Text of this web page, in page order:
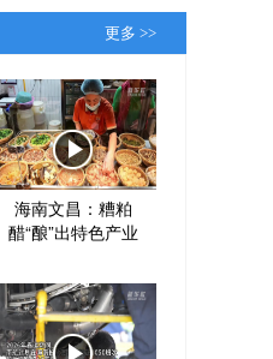
更多 >>
海南文昌：糟粕
醋“酿”出特色产业